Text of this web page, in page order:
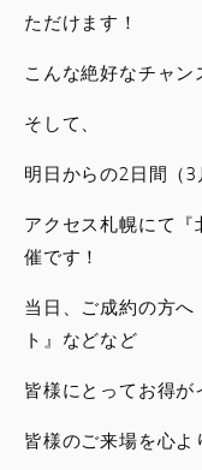
ただけます！
こんな絶好なチャン
そして、
明日からの2日間（3
アクセス札幌にて
催です！
当日、ご成約の方
ト』などなど
皆様にとってお得が
皆様のご来場を心